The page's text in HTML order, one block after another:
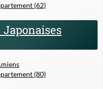
(62)
(80)